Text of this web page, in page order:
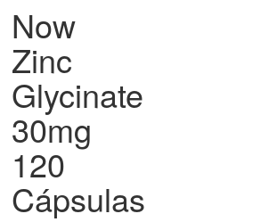
Now
Zinc
Glycinate
30mg
120
Cápsulas